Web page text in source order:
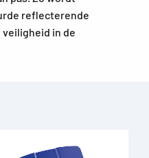
reflecterende
in de